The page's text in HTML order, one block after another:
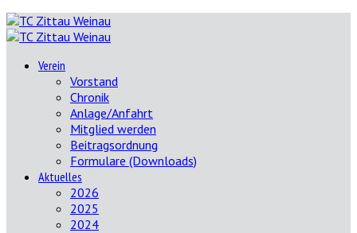
Verein
Vorstand
Chronik
Anlage/Anfahrt
Mitglied werden
Beitragsordnung
Formulare (Downloads)
Aktuelles
2026
2025
2024